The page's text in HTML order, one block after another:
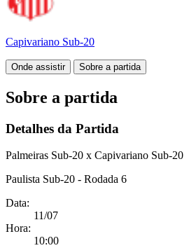
Capivariano Sub-20
Onde assistir Sobre a partida
Sobre a partida
Detalhes da Partida
Palmeiras Sub-20 x Capivariano Sub-20
Paulista Sub-20 - Rodada 6
Data:
11/07
Hora:
10:00